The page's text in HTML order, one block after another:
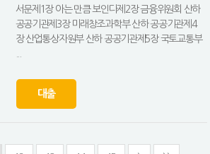
서문제1장 아는 만큼 보인다제2장 금융위원회 산하
공공기관제3장 미래창조과학부 산하 공공기관제4
장 산업통상자원부 산하 공공기관제5장 국토교통부
대출